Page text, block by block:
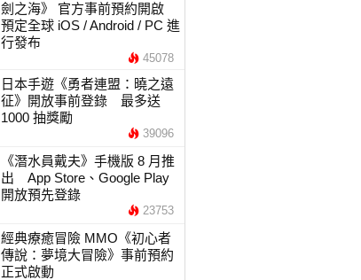
劍之海》 官方事前預約開啟
預定全球 iOS / Android / PC 進
行發布
45078
日本手遊《勇者連盟：曉之遠
征》開放事前登錄 最多送
1000 抽獎勵
39096
《潛水員戴夫》手機版 8 月推
出 App Store、Google Play
開放預先登錄
23753
經典療癒冒險 MMO《初心者
傳說：夢境大冒險》事前預約
正式啟動